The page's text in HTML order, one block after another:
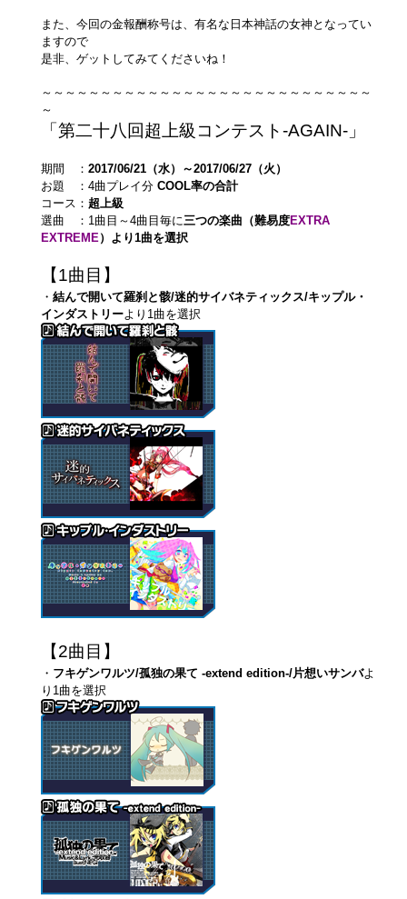
また、今回の金報酬称号は、有名な日本神話の女神となってい
ますので
是非、ゲットしてみてくださいね！
～～～～～～～～～～～～～～～～～～～～～～～～～～～～
～
「第二十八回超上級コンテスト-AGAIN-」
期間 ： 2017/06/21（水）～2017/06/27（火）
お題 ：4曲プレイ分 COOL率の合計
コース： 超上級
選曲 ：1曲目～4曲目毎に三つの楽曲（難易度EXTRA
EXTREME）より1曲を選択
【1曲目】
・ 結んで開いて羅刹と骸/迷的サイバネティックス/キップル・
インダストリーより1曲を選択
【2曲目】
・ フキゲンワルツ/孤独の果て -extend edition-/片想いサンバよ
り1曲を選択